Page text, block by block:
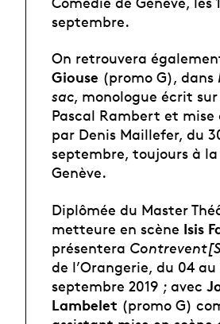
septembre.
On retrouvera
Giouse (promo G), dans
sac, monologue écrit
Pascal Rambert et mise
par Denis Maillefer, du
septembre, toujours à la
Genève.
Diplômée du Master
metteure en scène Isis
présentera
de l’Orangerie, du 04 au
septembre 2019 ; avec
Lambelet (promo G)